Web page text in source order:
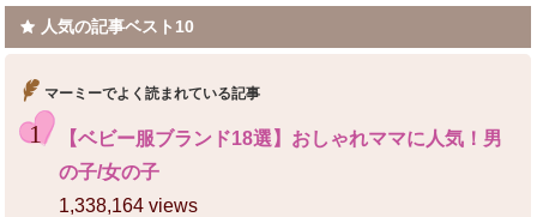
人気の記事ベスト10
マーミーでよく読まれている記事
【ベビー服ブランド18選】おしゃれママに人気！男
の子/女の子
1,338,164 views